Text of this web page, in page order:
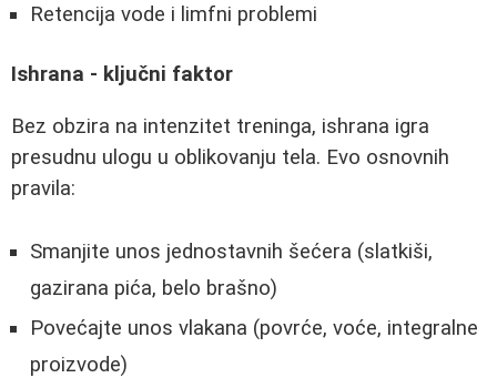
Retencija vode i limfni problemi
Ishrana - ključni faktor
Bez obzira na intenzitet treninga, ishrana igra
presudnu ulogu u oblikovanju tela. Evo osnovnih
pravila:
Smanjite unos jednostavnih šećera (slatkiši,
gazirana pića, belo brašno)
Povećajte unos vlakana (povrće, voće, integralne
proizvode)